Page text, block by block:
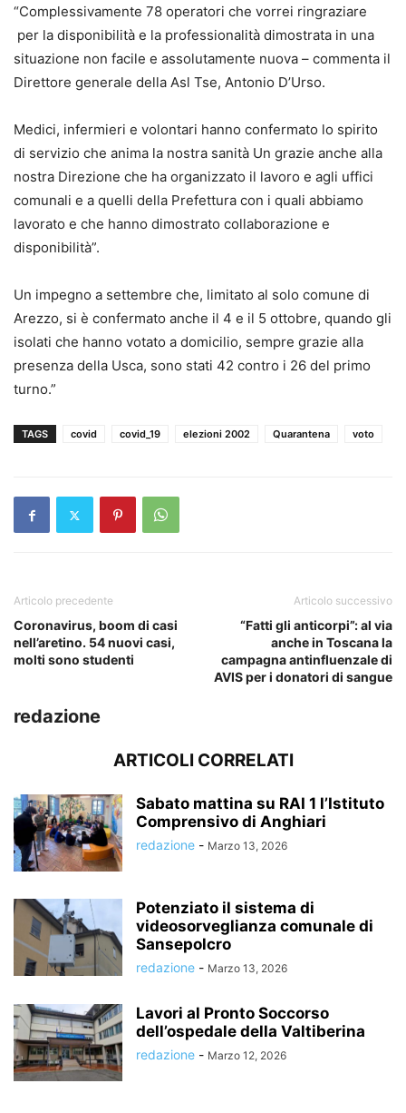
“Complessivamente 78 operatori che vorrei ringraziare
per la disponibilità e la professionalità dimostrata in una
situazione non facile e assolutamente nuova – commenta il
Direttore generale della Asl Tse, Antonio D’Urso.
Medici, infermieri e volontari hanno confermato lo spirito
di servizio che anima la nostra sanità Un grazie anche alla
nostra Direzione che ha organizzato il lavoro e agli uffici
comunali e a quelli della Prefettura con i quali abbiamo
lavorato e che hanno dimostrato collaborazione e
disponibilità”.
Un impegno a settembre che, limitato al solo comune di
Arezzo, si è confermato anche il 4 e il 5 ottobre, quando gli
isolati che hanno votato a domicilio, sempre grazie alla
presenza della Usca, sono stati 42 contro i 26 del primo
turno.”
TAGS covid covid_19 elezioni 2002 Quarantena voto
Articolo precedente
Coronavirus, boom di casi
nell’aretino. 54 nuovi casi,
molti sono studenti
Articolo successivo
“Fatti gli anticorpi”: al via
anche in Toscana la
campagna antinfluenzale di
AVIS per i donatori di sangue
redazione
ARTICOLI CORRELATI
Sabato mattina su RAI 1 l’Istituto
Comprensivo di Anghiari
redazione - Marzo 13, 2026
Potenziato il sistema di
videosorveglianza comunale di
Sansepolcro
redazione - Marzo 13, 2026
Lavori al Pronto Soccorso
dell’ospedale della Valtiberina
redazione - Marzo 12, 2026